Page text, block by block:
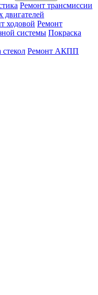
Ремонт трансмиссии
двигателей
ходовой Ремонт
системы Покраска
стекол Ремонт АКПП